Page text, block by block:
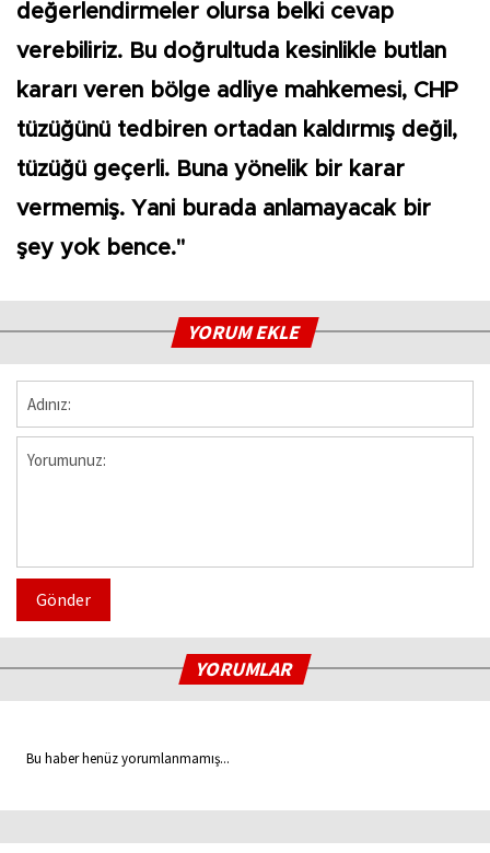
değerlendirmeler olursa belki cevap
verebiliriz. Bu doğrultuda kesinlikle butlan
kararı veren bölge adliye mahkemesi, CHP
tüzüğünü tedbiren ortadan kaldırmış değil,
tüzüğü geçerli. Buna yönelik bir karar
vermemiş. Yani burada anlamayacak bir
şey yok bence."
YORUM EKLE
Gönder
YORUMLAR
Bu haber henüz yorumlanmamış...